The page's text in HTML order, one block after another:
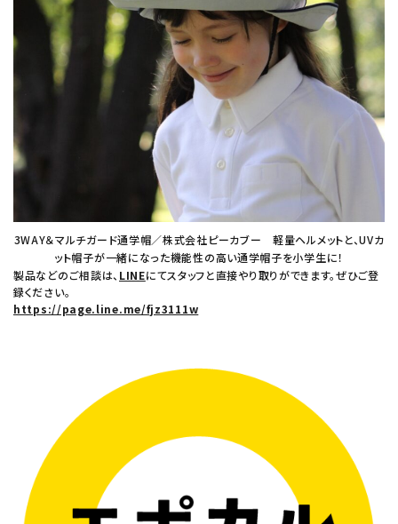
3WAY＆マルチガード通学帽／株式会社ピーカブー 軽量ヘルメットと、UVカ
ット帽子が一緒になった機能性の高い通学帽子を小学生に！
製品などのご相談は、 LINEにてスタッフと直接やり取りができます。ぜひご登
録ください。
https://page.line.me/fjz3111w